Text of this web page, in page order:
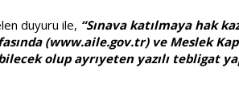
duyuru ile, “Sınava katılmaya hak
(www.aile.gov.tr) ve Meslek
olup ayrıyeten yazılı tebligat